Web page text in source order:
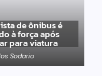
de ônibus é
à força após
para viatura
Sodario